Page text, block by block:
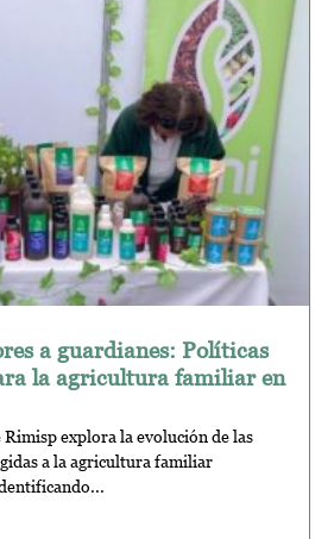
a guardianes: Políticas
la agricultura familiar en
explora la evolución de las
a la agricultura familiar